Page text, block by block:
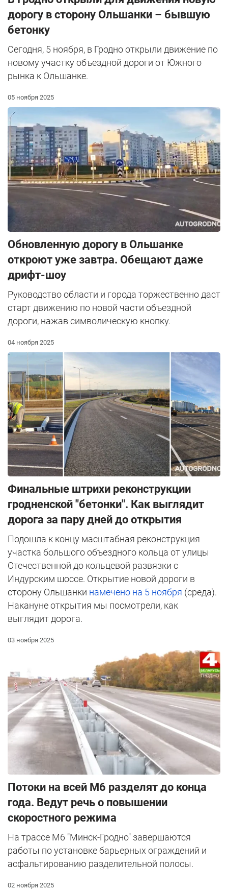
дорогу в сторону Ольшанки – бывшую
бетонку
Сегодня, 5 ноября, в Гродно открыли движение по
новому участку объездной дороги от Южного
рынка к Ольшанке.
05 ноября 2025
Обновленную дорогу в Ольшанке
откроют уже завтра. Обещают даже
дрифт-шоу
Руководство области и города торжественно даст
старт движению по новой части объездной
дороги, нажав символическую кнопку.
04 ноября 2025
Финальные штрихи реконструкции
гродненской "бетонки". Как выглядит
дорога за пару дней до открытия
Подошла к концу масштабная реконструкция
участка большого объездного кольца от улицы
Отечественной до кольцевой развязки с
Индурским шоссе. Открытие новой дороги в
сторону Ольшанки намечено на 5 ноября (среда).
Накануне открытия мы посмотрели, как
выглядит дорога.
03 ноября 2025
Потоки на всей М6 разделят до конца
года. Ведут речь о повышении
скоростного режима
На трассе М6 "Минск-Гродно" завершаются
работы по установке барьерных ограждений и
асфальтированию разделительной полосы.
02 ноября 2025